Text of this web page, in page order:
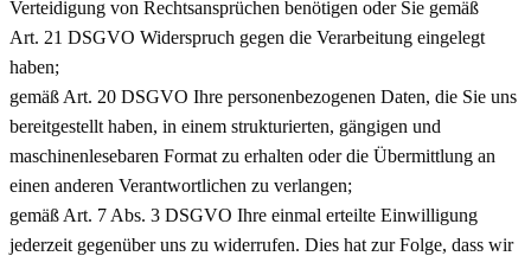
Verteidigung von Rechtsansprüchen benötigen oder Sie gemäß
Art. 21 DSGVO Widerspruch gegen die Verarbeitung eingelegt
haben;
gemäß Art. 20 DSGVO Ihre personenbezogenen Daten, die Sie uns
bereitgestellt haben, in einem strukturierten, gängigen und
maschinenlesebaren Format zu erhalten oder die Übermittlung an
einen anderen Verantwortlichen zu verlangen;
gemäß Art. 7 Abs. 3 DSGVO Ihre einmal erteilte Einwilligung
jederzeit gegenüber uns zu widerrufen. Dies hat zur Folge, dass wir